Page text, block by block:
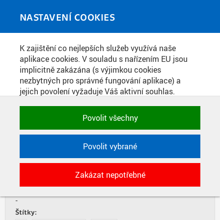
NASTAVENÍ COOKIES
K zajištění co nejlepších služeb využívá naše
aplikace cookies. V souladu s nařízením EU jsou
implicitně zakázána (s výjimkou cookies
nezbytných pro správné fungování aplikace) a
jejich povolení vyžaduje Váš aktivní souhlas.
zakázat, případně vybrat a povolit cookies podle
kategorie. Svoje rozhodnutí můžete samozřejmě
kdykoli změnit.
POTŘEBNÉ
Technické cookies využívané aplikacemi
ČVUT pro uchování jejich nastavení,
vlastností a identifikátorů relace. Jsou
nezbytné pro správné fungování a jsou
Povolit všechny
Povolit vybrané
Zakázat nepotřebné
MEDIATÉKA
You are here
Home Publikace
PRAŽSKÁ TECHNIKA 6/2019
LISTOVAT STÁHNOUT PDF
16. 12. 2019
ČVUT v Praze, Nakladatelství Česká technika
Typ:
Součást:
-
Štítky: